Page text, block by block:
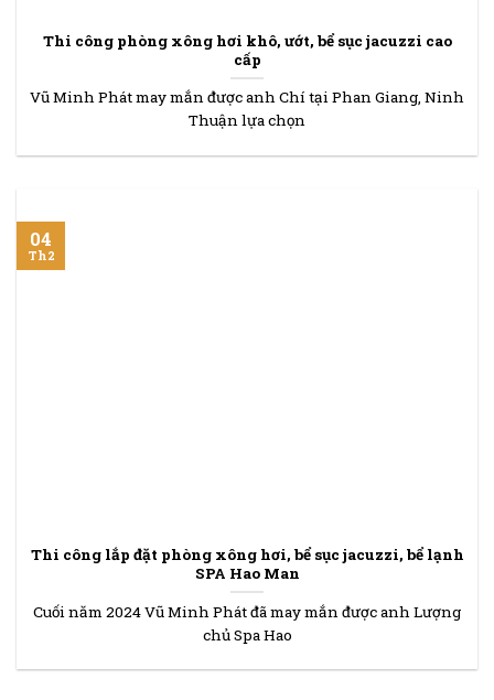
Thi công phòng xông hơi khô, ướt, bể sục jacuzzi cao
cấp
Vũ Minh Phát may mắn được anh Chí tại Phan Giang, Ninh
Thuận lựa chọn
Thi công lắp đặt phòng xông hơi, bể sục jacuzzi, bể lạnh
SPA Hao Man
Cuối năm 2024 Vũ Minh Phát đã may mắn được anh Lượng
chủ Spa Hao
04
Th2